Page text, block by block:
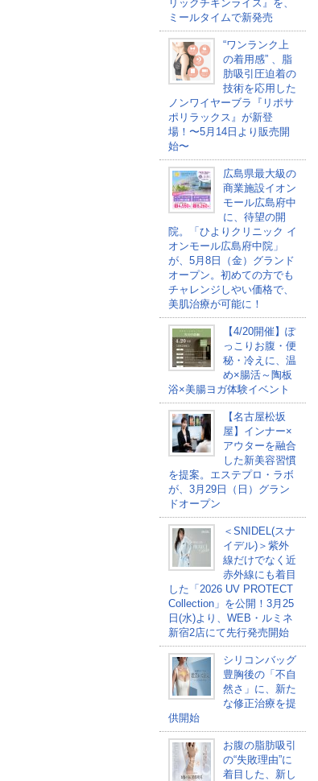
リックチキンライス』を、
ミールタイムで新発売
“ワンランク上
の着用感” 、脂
肪吸引圧迫着の
技術を応用した
ノンワイヤーブラ『リポサ
ポリラックス』が新登
場！〜5月14日より販売開
始〜
広島県最大級の
商業施設イオン
モール広島府中
に、待望の開
院。「ひよりクリニック イ
オンモール広島府中院」
が、5月8日（金）グランド
オープン。初めての方でも
チャレンジしやい価格で、
美肌治療が可能に！
【4/20開催】ぽ
っこりお腹・便
秘・冷えに、温
め×腸活～陶板
浴×美腸ヨガ体験イベント
【名古屋松坂
屋】インナー×
アウターを融合
した新美容習慣
を提案。エステプロ・ラボ
が、3月29日（日）グラン
ドオープン
＜SNIDEL(スナ
イデル)＞紫外
線だけでなく近
赤外線にも着目
した「2026 UV PROTECT
Collection」を公開！3月25
日(水)より、WEB・ルミネ
新宿2店にて先行発売開始
シリコンバッグ
豊胸後の「不自
然さ」に、新た
な修正治療を提
供開始
お腹の脂肪吸引
の“失敗理由”に
着目した、新し